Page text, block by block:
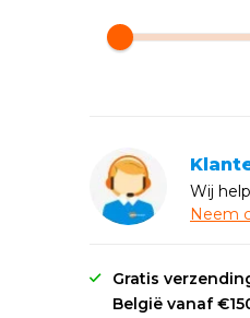
Wij
Neem
Gratis
België vanaf